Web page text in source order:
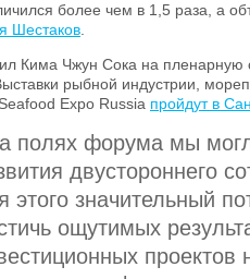
более чем в 1,5 раза, а
Шестаков
Кима Чжун Сока на
рыбной индустрии,
Expo Russia пройдут в
полях форума мы
двустороннего
этого значительный
ощутимых